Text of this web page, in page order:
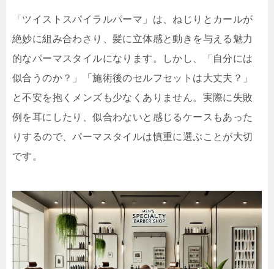
「ツイストスパイラルパーマ」は、ねじりとカールが
絶妙に組み合わさり、髪に立体感と動きを与える魅力
的なパーマスタイルになります。しかし、「自分には
似合うのか？」「施術後のセルフセットは大丈夫？」
と不安を抱くメンズも少なくありません。実際に失敗
例を耳にしたり、似合わないと感じるケースもあった
りするので、パーマスタイルは慎重に選ぶことが大切
です。